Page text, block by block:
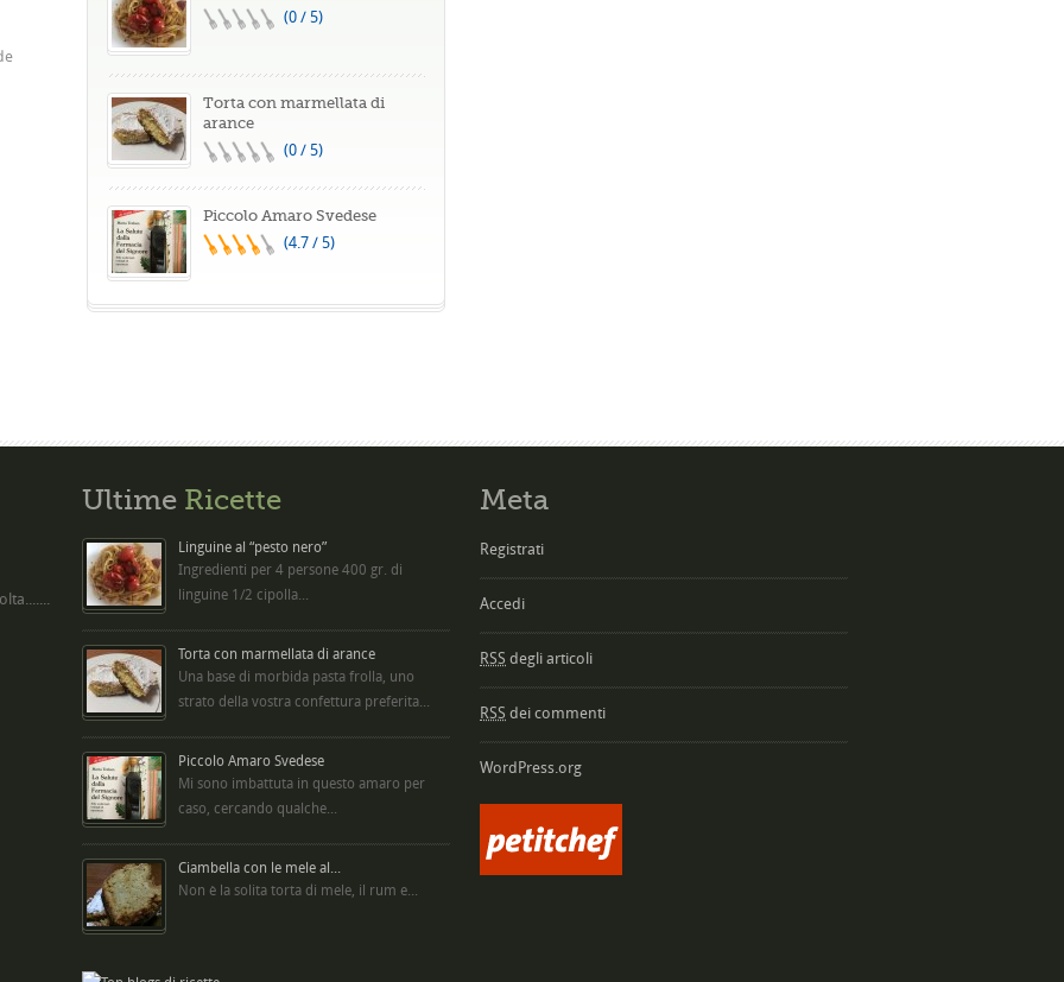
(0 / 5)
Torta con marmellata di
arance
(0 / 5)
Piccolo Amaro Svedese
(4.7 / 5)
Ultime Ricette
Linguine al “pesto nero”
Ingredienti per 4 persone 400 gr. di
linguine 1/2 cipolla...
Torta con marmellata di arance
Una base di morbida pasta frolla, uno
strato della vostra confettura preferita...
Piccolo Amaro Svedese
Mi sono imbattuta in questo amaro per
caso, cercando qualche...
Ciambella con le mele al...
Non è la solita torta di mele, il rum e...
Meta
Registrati
Accedi
RSS degli articoli
RSS dei commenti
WordPress.org